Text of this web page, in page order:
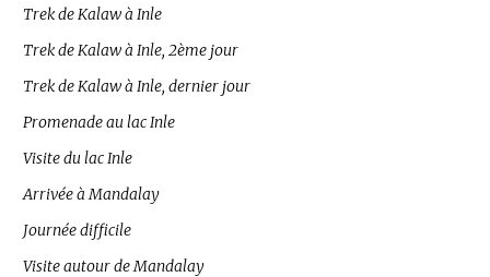
Trek de Kalaw à Inle
Trek de Kalaw à Inle, 2ème jour
Trek de Kalaw à Inle, dernier jour
Promenade au lac Inle
Visite du lac Inle
Arrivée à Mandalay
Journée difficile
Visite autour de Mandalay